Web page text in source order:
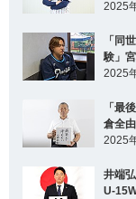
2025
「同
験」
2025
「最
倉全
2025
井端
U-